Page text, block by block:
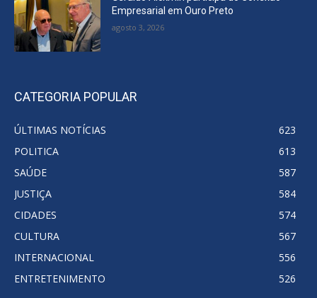
Empresarial em Ouro Preto
agosto 3, 2026
CATEGORIA POPULAR
ÚLTIMAS NOTÍCIAS
623
POLITICA
613
SAÚDE
587
JUSTIÇA
584
CIDADES
574
CULTURA
567
INTERNACIONAL
556
ENTRETENIMENTO
526